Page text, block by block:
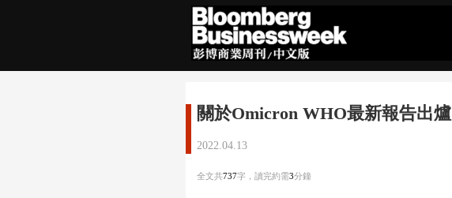
關於Omicron WHO最新報告出爐
2022.04.13
全文共737字，讀完約需3分鐘